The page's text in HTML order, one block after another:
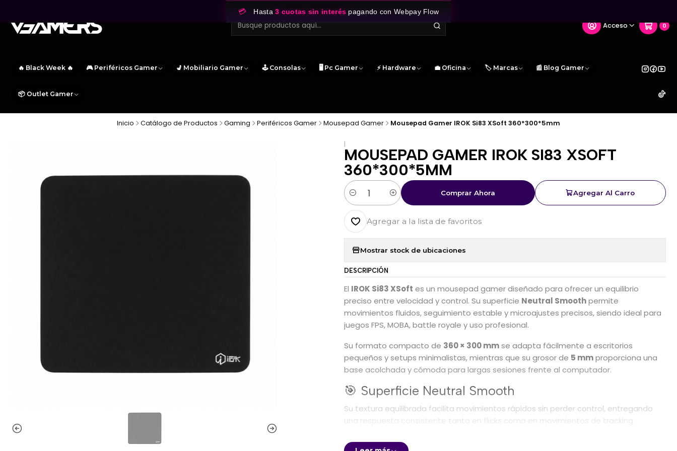
Acceso 0
🔥 Black Week 🔥 🎮 Periféricos Gamer 💺 Mobiliario Gamer 🕹️ Consolas 🖥️ Pc Gamer ⚡ Hardware 💼 Oficina 🏷️ Marcas 📰 Blog Gamer
📦 Outlet Gamer
💳 Hasta3 cuotas sin interés pagando con Webpay Flow
Inicio Catálogo de Productos Gaming Periféricos Gamer Mousepad Gamer Mousepad Gamer IROK Si83 XSoft 360*300*5mm
|
MOUSEPAD GAMER IROK SI83 XSOFT
360*300*5MM
Cantidad
Agregar Al Carro
Comprar Ahora
Agregar a la lista de favoritos
Mostrar stock de ubicaciones
DESCRIPCIÓN
El IROK Si83 XSoft es un mousepad gamer diseñado para ofrecer un equilibrio
preciso entre velocidad y control. Su superficie Neutral Smoothpermite
movimientos fluidos, seguimiento estable y microajustes precisos, siendo ideal para
juegos FPS, MOBA, battle royale y uso profesional.
Su formato compacto de 360 × 300 mmse adapta fácilmente a escritorios
pequeños y setups minimalistas, mientras que su grosor de 5 mmproporciona una
base acolchada y cómoda para largas sesiones frente al computador.
🎯 Superficie Neutral Smooth
Su textura equilibrada facilita movimientos rápidos sin perder control, entregando
una respuesta consistente tanto en flicks como en movimientos de tracking.
🖱️ Base XSoft de 5 mm